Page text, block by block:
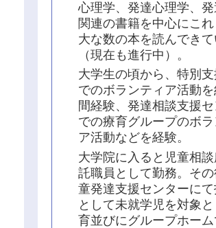
心理学、発達心理学、
関連の書籍を中心にこ
大な数の本を読んでき
（現在も進行中）。
大学生の頃から、特別支
でのボランティア活動
間経験、発達相談支援
での療育グループのボラ
ア活動などを経験。
大学院に入ると児童相
託職員として勤務。その
童発達支援センターにて
として未就学児を対象
育並びにグループホー